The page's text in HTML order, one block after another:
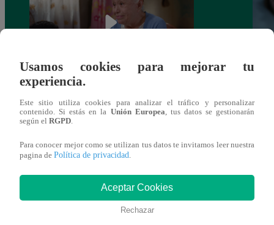
toma una difícil decisión por el futuro de
sus nietos!
También te puede
Usamos cookies para mejorar tu
experiencia.
Este sitio utiliza cookies para analizar el tráfico y personalizar
contenido. Si estás en la Unión Europea , tus datos se gestionarán
según el RGPD
Para conocer mejor como se utilizan tus datos te invitamos leer nuestra
pagina de Política de privacidad
Aceptar Cookies
Rechazar